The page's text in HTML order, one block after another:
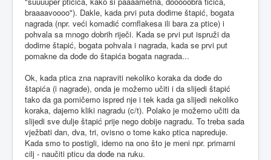
braaaavoooo"). Dakle, kada prvi puta dodirne štapić, bogata
nagrada (npr. veći komadić cornflakesa ili bara za ptice) i
pohvala sa mnogo dobrih riječi. Kada se prvi put ispruži da
dodirne štapić, bogata pohvala i nagrada, kada se prvi put
pomakne da dođe do štapića bogata nagrada...
Ok, kada ptica zna napraviti nekoliko koraka da dođe do
štapića (i nagrade), onda je možemo učiti i da slijedi štapić
tako da ga pomičemo ispred nje i tek kada ga slijedi nekoliko
koraka, dajemo kliki nagradu (c/t). Polako je možemo učiti da
slijedi sve dulje štapić prije nego dobije nagradu. To treba sada
vježbati dan, dva, tri, ovisno o tome kako ptica napreduje.
Kada smo to postigli, idemo na ono što je meni npr. primarni
cilj - naučiti pticu da dođe na ruku.